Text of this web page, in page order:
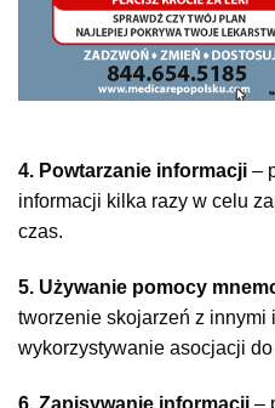
4. Powtarzanie informacji –
informacji kilka razy w celu
czas.
5. Używanie pomocy
tworzenie skojarzeń z innymi
wykorzystywanie asocjacji
6. Zapisywanie informacji –